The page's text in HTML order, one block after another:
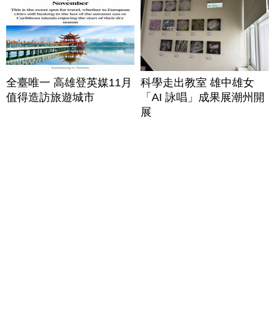
全臺唯一 高雄登英媒11月
值得造訪旅遊城市
科學走出教室 雄中雄女
「AI 詠唱」成果展潮州開
展